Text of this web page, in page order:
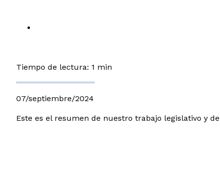
Tiempo de lectura: 1 min
07/septiembre/2024
Este es el resumen de nuestro trabajo legislativo y